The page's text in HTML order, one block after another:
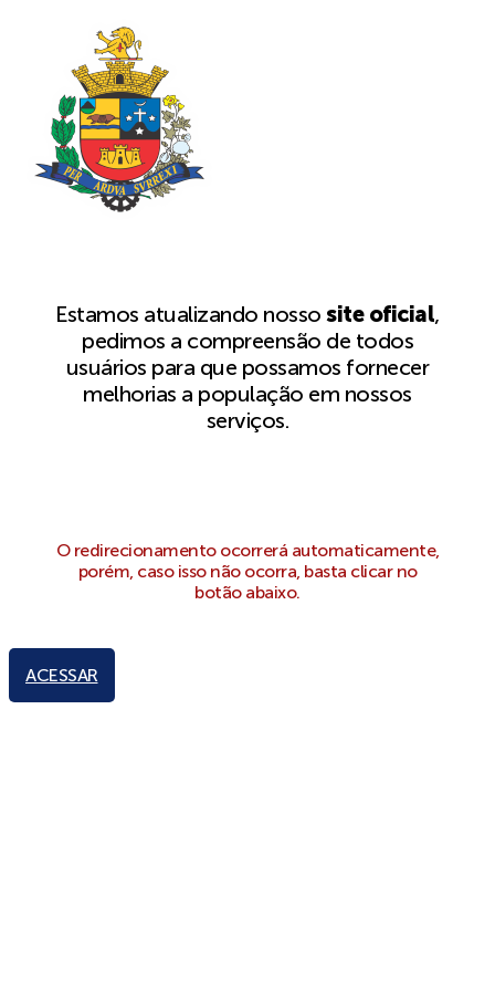
Estamos atualizando nossosite oficial,
pedimos a compreensão de todos
usuários para que possamos fornecer
melhorias a população em nossos
serviços.
O redirecionamento ocorrerá automaticamente,
porém, caso isso não ocorra, basta clicar no
botão abaixo.
ACESSAR